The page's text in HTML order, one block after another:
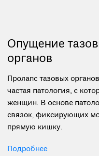
Опущение
органов
Пролапс тазовых
частая патология, с
женщин. В основе
прямую кишку.